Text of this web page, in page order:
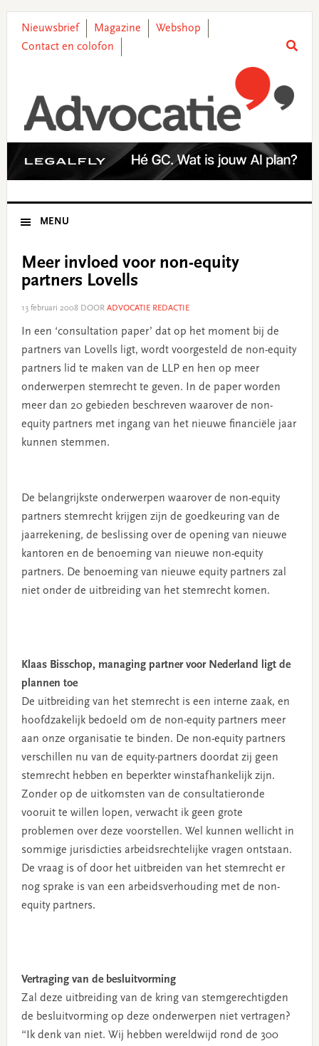
primary
main
primary
footer
Nieuwsbrief Magazine
Webshop
Contact en colofon
MENU
Meer invloed voor non-equity
partners Lovells
13 februari 2008DOOR ADVOCATIE REDACTIE
In een ‘consultation paper’ dat op het moment bij de
partners van Lovells ligt, wordt voorgesteld de non-equity
partners lid te maken van de LLP en hen op meer
onderwerpen stemrecht te geven. In de paper worden
meer dan 20 gebieden beschreven waarover de non-
equity partners met ingang van het nieuwe financiële jaar
kunnen stemmen.
De belangrijkste onderwerpen waarover de non-equity
partners stemrecht krijgen zijn de goedkeuring van de
jaarrekening, de beslissing over de opening van nieuwe
kantoren en de benoeming van nieuwe non-equity
partners. De benoeming van nieuwe equity partners zal
niet onder de uitbreiding van het stemrecht komen.
Klaas Bisschop, managing partner voor Nederland ligt de
plannen toe
De uitbreiding van het stemrecht is een interne zaak, en
hoofdzakelijk bedoeld om de non-equity partners meer
aan onze organisatie te binden. De non-equity partners
verschillen nu van de equity-partners doordat zij geen
stemrecht hebben en beperkter winstafhankelijk zijn.
Zonder op de uitkomsten van de consultatieronde
vooruit te willen lopen, verwacht ik geen grote
problemen over deze voorstellen. Wel kunnen wellicht in
sommige jurisdicties arbeidsrechtelijke vragen ontstaan.
De vraag is of door het uitbreiden van het stemrecht er
nog sprake is van een arbeidsverhouding met de non-
equity partners.
Vertraging van de besluitvorming
Zal deze uitbreiding van de kring van stemgerechtigden
de besluitvorming op deze onderwerpen niet vertragen?
“Ik denk van niet. Wij hebben wereldwijd rond de 300